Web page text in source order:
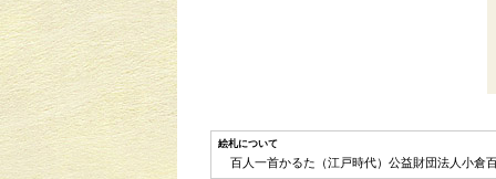
絵札について
百人一首かるた（江戸時代）公益財団法人